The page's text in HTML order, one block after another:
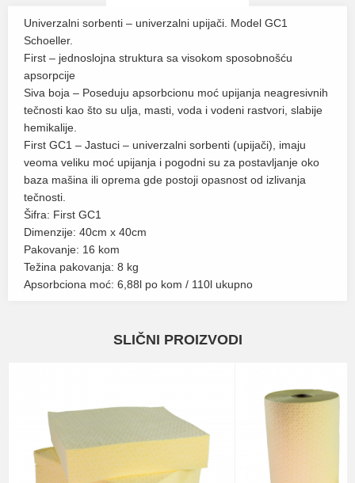
Univerzalni sorbenti – univerzalni upijači. Model GC1
Schoeller.
First – jednoslojna struktura sa visokom sposobnošću
apsorpcije
Siva boja – Poseduju apsorbcionu moć upijanja neagresivnih
tečnosti kao što su ulja, masti, voda i vodeni rastvori, slabije
hemikalije.
First GC1 – Jastuci – univerzalni sorbenti (upijači), imaju
veoma veliku moć upijanja i pogodni su za postavljanje oko
baza mašina ili oprema gde postoji opasnost od izlivanja
tečnosti.
Šifra: First GC1
Dimenzije: 40cm x 40cm
Pakovanje: 16 kom
Težina pakovanja: 8 kg
Apsorbciona moć: 6,88l po kom / 110l ukupno
SORBENTI I INDUSTRIJSKE
DIMENZIJE 40CM X 40M
Brend SCHOELLER
Poruka
SLIČNI PROIZVODI